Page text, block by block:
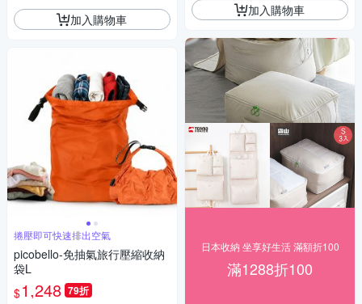
加入購物車
捲壓即可快速排出空氣
picobello-免抽氣旅行壓縮收納
袋L
$1,248 79折
加入購物車
日本收納 坐享好生活 滿額折100
滿1288折100